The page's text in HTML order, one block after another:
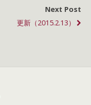
Next Post
更新（2015.2.13）